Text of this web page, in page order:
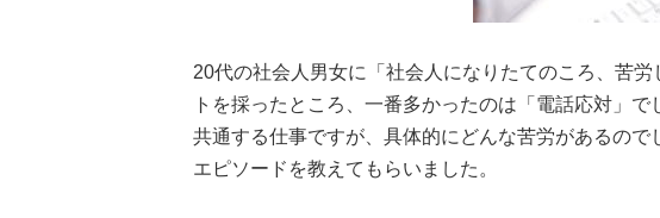
20代の社会人男女に「社会人になりたてのころ、苦
トを採ったところ、一番多かったのは「電話応対」
共通する仕事ですが、具体的にどんな苦労があるの
エピソードを教えてもらいました。